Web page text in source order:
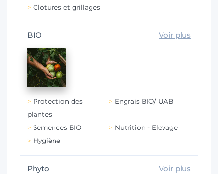
Clotures et grillages
BIO Voir plus
Protection des
plantes
Engrais BIO/ UAB
Semences BIO
Nutrition - Elevage
Hygiène
Phyto Voir plus